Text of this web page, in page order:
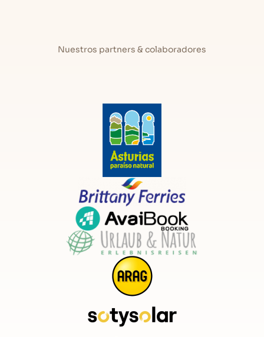
Nuestros partners & colaboradores